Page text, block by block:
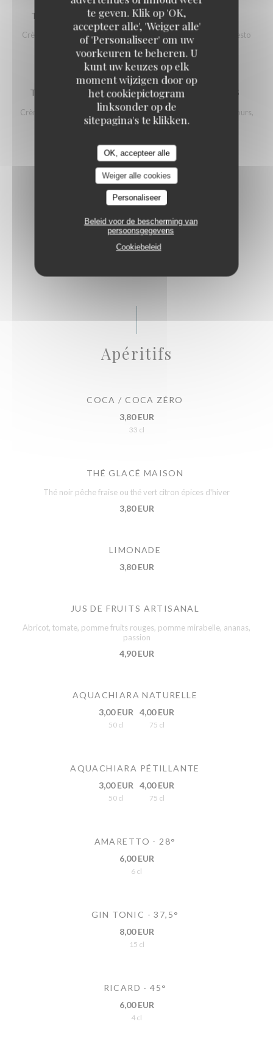
te geven. Klik op 'OK,
accepteer alle', 'Weiger alle'
of 'Personaliseer' om uw
voorkeuren te beheren. U
kunt uw keuzes op elk
moment wijzigen door op
het cookiepictogram
linksonder op de
sitepagina's te klikken.
OK, accepteer alle
Weiger alle cookies
Personaliseer
Beleid voor de bescherming van
persoonsgegevens
Cookiebeleid
TARTE FLAMBÉE VÉGÉTARIENNE GRATINÉE
Crème, oignons, champignons, emmental, petits légumes et pesto
12,00 EUR
TARTE FLAMBÉE FORESTIÈRE AIL DES OURS
Crème, oignons, champignons, stracciatella, tomme à l'ail des ours,
pesto et roquette
Boissons
Apéritifs
COCA / COCA ZÉRO
3,80 EUR
33 cl
THÉ GLACÉ MAISON
Thé noir pêche fraise ou thé vert citron épices d'hiver
3,80 EUR
LIMONADE
3,80 EUR
JUS DE FRUITS ARTISANAL
Abricot, tomate, pomme fruits rouges, pomme mirabelle, ananas,
passion
4,90 EUR
AQUACHIARA NATURELLE
3,00 EUR
50 cl
4,00 EUR
75 cl
AQUACHIARA PÉTILLANTE
3,00 EUR
50 cl
4,00 EUR
75 cl
AMARETTO - 28°
6,00 EUR
6 cl
GIN TONIC - 37,5°
8,00 EUR
15 cl
RICARD - 45°
6,00 EUR
4 cl